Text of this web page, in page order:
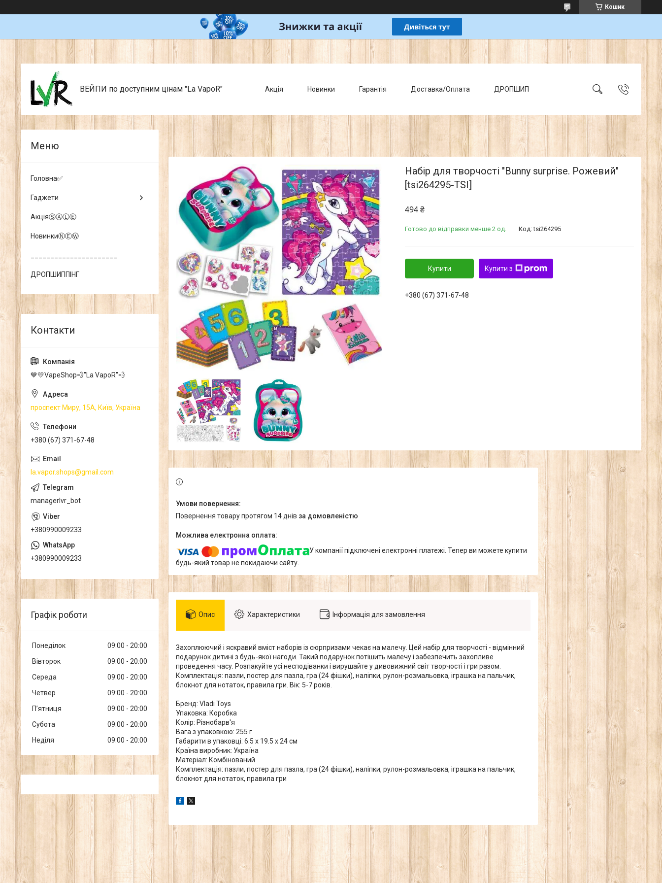
Кошик
ВЕЙПИ по доступним цінам "La VapoR" Акція Новинки Гарантія Доставка/Оплата ДРОПШИП
Набір для творчості "Bunny surprise. Рожевий"
[tsi264295-TSI]
494 ₴
Готово до відправки менше 2 од. Код:tsi264295
Купити Купити з
+380 (67) 371-67-48
повернення товару протягом 14 днів за домовленістю
У компанії підключені електронні платежі. Тепер ви можете купити
будь-який товар не покидаючи сайту.
Опис Характеристики Інформація для замовлення
Захоплюючий і яскравий вміст наборів із сюрпризами чекає на малечу. Цей набір для творчості - відмінний
подарунок дитині з будь-якої нагоди. Такий подарунок потішить малечу і забезпечить захопливе
проведення часу. Розпакуйте усі несподіванки і вирушайте у дивовижний світ творчості і гри разом.
Комплектація: пазли, постер для пазла, гра (24 фішки), наліпки, рулон-розмальовка, іграшка на пальчик,
блокнот для нотаток, правила гри. Вік: 5-7 років.
Бренд: Vladi Toys
Упаковка: Коробка
Колір: Різнобарв'я
Вага з упаковкою: 255 г
Габарити в упаковці: 6.5 x 19.5 x 24 см
Країна виробник: Україна
Матеріал: Комбінований
Комплектація: пазли, постер для пазла, гра (24 фішки), наліпки, рулон-розмальовка, іграшка на пальчик,
блокнот для нотаток, правила гри
Головна✅
Гаджети
АкціяⓈⒶⓁⒺ
НовинкиⓃⒺⓌ
ДРОПШИППІНГ
💙💛VapeShop💨"La VapoR"💨
проспект Миру, 15А, Київ, Україна
+380 (67) 371-67-48
la.vapor.shops@gmail.com
managerlvr_bot
+380990009233
+380990009233
Графік роботи
Понеділок 09:00
20:00
Вівторок
09:00
20:00
Середа
09:00
20:00
Четвер
09:00
20:00
Пʼятниця
09:00
20:00
Субота
09:00
20:00
Неділя
09:00 20:00